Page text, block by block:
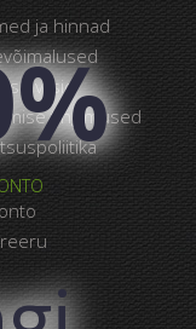
ja hinnad
viisid
tingimused